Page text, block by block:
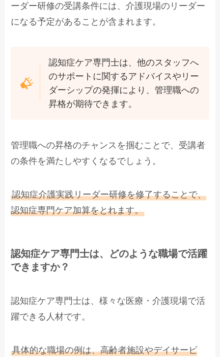
ーダー研修の受講条件には、介護現場のリーダー
になる予定があることが含まれます。
認知症ケア専門士は、他のスタッフへ
のサポートに関するアドバイスやリー
ダーシップの発揮により、管理職への
昇格が期待できます。
管理職への昇格のチャンスを掴むことで、受講者
の条件を満たしやすくなるでしょう。
認知症介護実践リーダー研修を修了することで、
認知症専門ケア加算をとれます。
認知症ケア専門士は、どのような職場で活躍
できますか？
認知症ケア専門士は、様々な医療・介護現場で活
躍できる人材です。
具体的な職場の例は、高齢者施設やデイサービ